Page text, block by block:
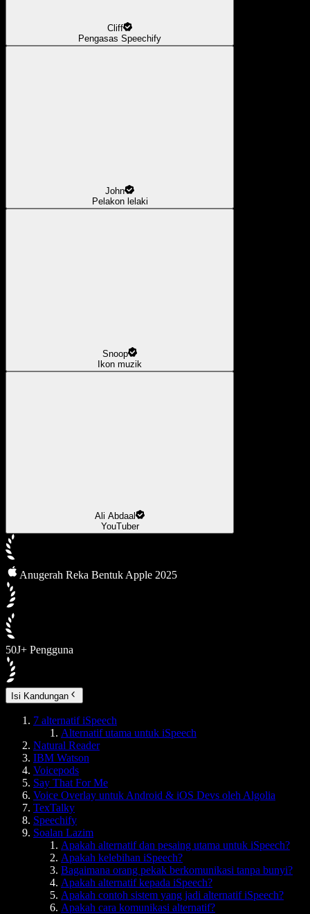
Cliff
Pengasas Speechify
John
Pelakon lelaki
Snoop
Ikon muzik
Ali Abdaal
YouTuber
Anugerah Reka Bentuk Apple 2025
50J+ Pengguna
Isi Kandungan
7 alternatif iSpeech
Alternatif utama untuk iSpeech
Natural Reader
IBM Watson
Voicepods
Say That For Me
Voice Overlay untuk Android & iOS Devs oleh Algolia
TexTalky
Speechify
Soalan Lazim
Apakah alternatif dan pesaing utama untuk iSpeech?
Apakah kelebihan iSpeech?
Bagaimana orang pekak berkomunikasi tanpa bunyi?
Apakah alternatif kepada iSpeech?
Apakah contoh sistem yang jadi alternatif iSpeech?
Apakah cara komunikasi alternatif?